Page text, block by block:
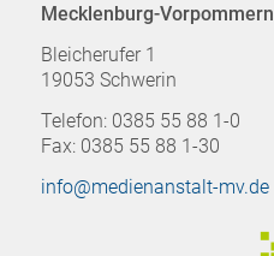
Mecklenburg-Vorpommern
Bleicherufer 1
19053 Schwerin
Telefon: 0385 55 88 1-0
Fax: 0385 55 88 1-30
info@medienanstalt-mv.de